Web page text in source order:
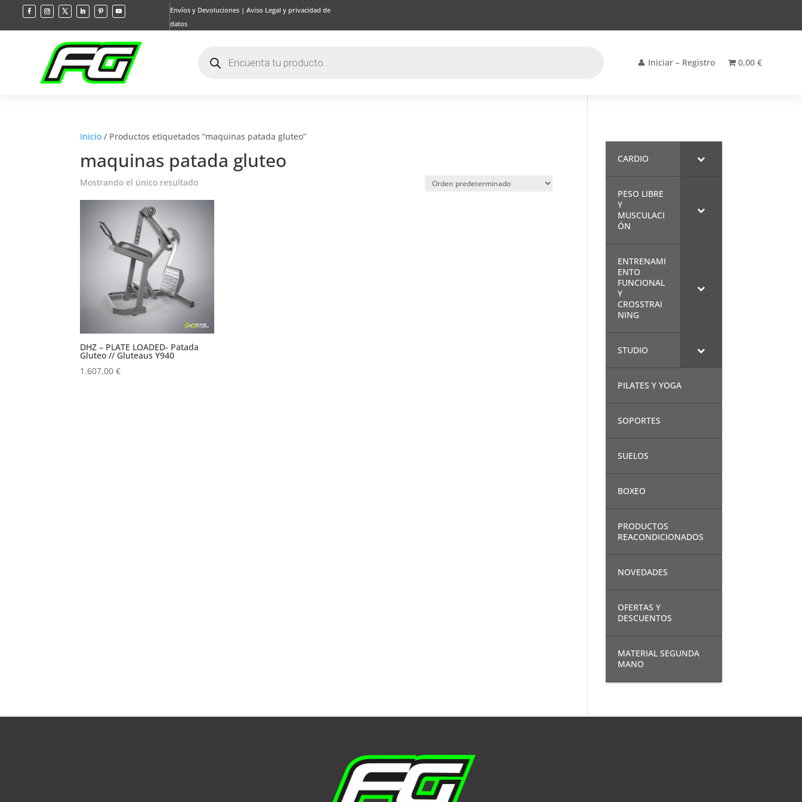
Envíos y Devoluciones| Aviso Legal y privacidad de
datos
productos 👤 Iniciar – Registro 0,00 €
Inicio / Productos etiquetados “maquinas patada gluteo”
maquinas patada gluteo
Mostrando el único resultado
DHZ – PLATE LOADED- Patada
Gluteo // Gluteaus Y940
1.607,00€
CARDIO
PESO LIBRE
Y
MUSCULACI
ÓN
ENTRENAMI
ENTO
FUNCIONAL
Y
CROSSTRAI
NING
STUDIO
PILATES Y YOGA
SOPORTES
SUELOS
BOXEO
PRODUCTOS
REACONDICIONADOS
NOVEDADES
OFERTAS Y
DESCUENTOS
MATERIAL SEGUNDA
MANO